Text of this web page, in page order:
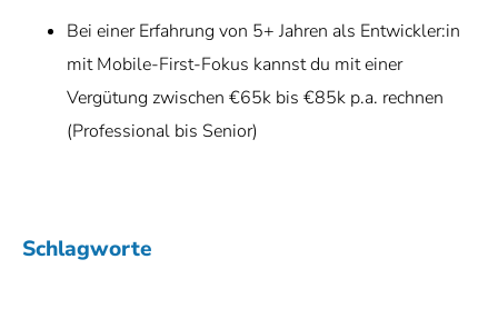
Bei einer Erfahrung von 5+ Jahren als Entwickler:in
mit Mobile-First-Fokus kannst du mit einer
Vergütung zwischen €65k bis €85k p.a. rechnen
(Professional bis Senior)
Schlagworte